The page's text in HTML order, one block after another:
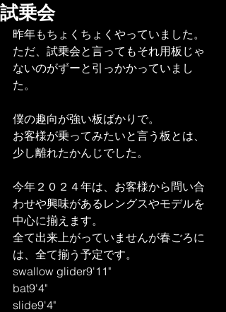
試乗会
昨年もちょくちょくやっていました。
ただ、試乗会と言ってもそれ用板じゃ
ないのがずーと引っかかっていまし
た。
僕の趣向が強い板ばかりで。
お客様が乗ってみたいと言う板とは、
少し離れたかんじでした。
今年２０２４年は、お客様から問い合
わせや興味があるレングスやモデルを
中心に揃えます。
全て出来上がっていませんが春ごろに
は、全て揃う予定です。
swallow glider9'11"
bat9'4"
slide9'4"